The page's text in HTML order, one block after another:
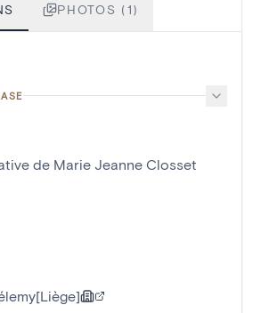
PHOTOS (1)
de Marie Jeanne Closset